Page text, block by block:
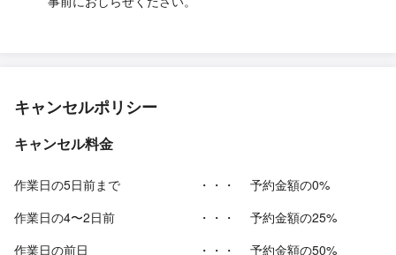
キャンセルポリシー
キャンセル料金
作業日の5日前まで ・・・
予約金額の0%
作業日の4〜2日前
・・・
予約金額の25%
作業日の前日
・・・
予約金額の50%